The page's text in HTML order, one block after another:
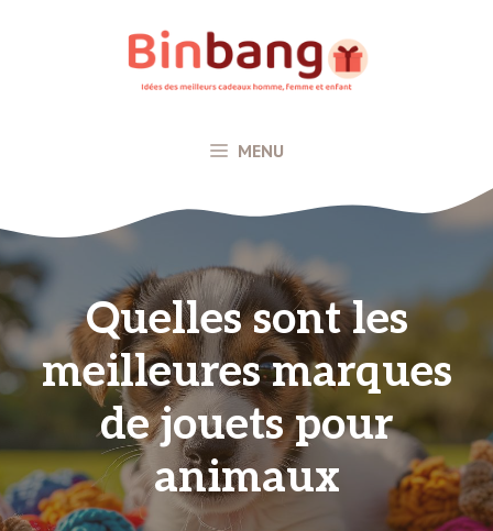
MENU
Quelles sont les
meilleures marques
de jouets pour
animaux